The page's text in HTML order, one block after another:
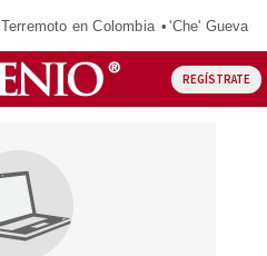
Terremoto en Colombia 'Che' Guevara
REGÍSTRATE